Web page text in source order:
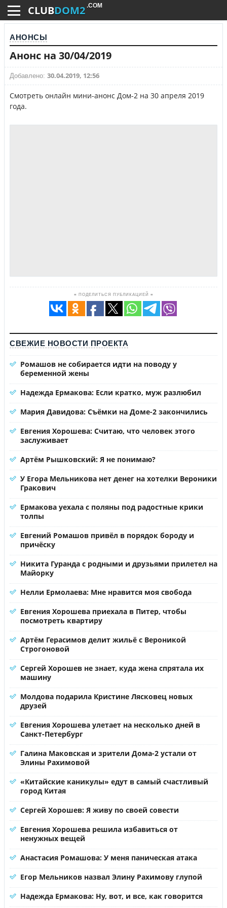
CLUBDOM2 .COM
АНОНСЫ
Анонс на 30/04/2019
Добавлено: 30.04.2019, 12:56
Смотреть онлайн мини-анонс Дом-2 на 30 апреля 2019
года.
≡ ПОДЕЛИТЬСЯ ПУБЛИКАЦИЕЙ ≡
СВЕЖИЕ НОВОСТИ ПРОЕКТА
Ромашов не собирается идти на поводу у
беременной жены
Надежда Ермакова: Если кратко, муж разлюбил
Мария Давидова: Съёмки на Доме-2 закончились
Евгения Хорошева: Считаю, что человек этого
заслуживает
Артём Рышковский: Я не понимаю?
У Егора Мельникова нет денег на хотелки Вероники
Гракович
Ермакова уехала с поляны под радостные крики
толпы
Евгений Ромашов привёл в порядок бороду и
причёску
Никита Гуранда с родными и друзьями прилетел на
Майорку
Нелли Ермолаева: Мне нравится моя свобода
Евгения Хорошева приехала в Питер, чтобы
посмотреть квартиру
Артём Герасимов делит жильё с Вероникой
Строгоновой
Сергей Хорошев не знает, куда жена спрятала их
машину
Молдова подарила Кристине Лясковец новых
друзей
Евгения Хорошева улетает на несколько дней в
Санкт-Петербург
Галина Маковская и зрители Дома-2 устали от
Элины Рахимовой
«Китайские каникулы» едут в самый счастливый
город Китая
Сергей Хорошев: Я живу по своей совести
Евгения Хорошева решила избавиться от
ненужных вещей
Анастасия Ромашова: У меня паническая атака
Егор Мельников назвал Элину Рахимову глупой
Надежда Ермакова: Ну, вот, и все, как говорится